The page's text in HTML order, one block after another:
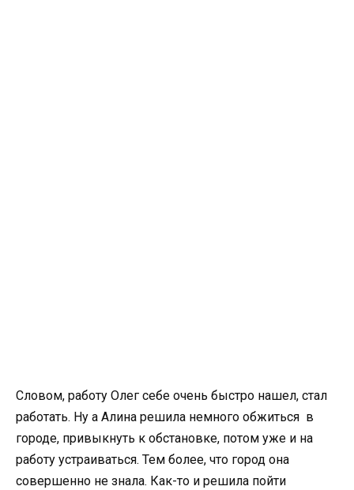
Словом, работу Олег себе очень быстро нашел, стал
работать. Ну а Алина решила немного обжиться в
городе, привыкнуть к обстановке, потом уже и на
работу устраиваться. Тем более, что город она
совершенно не знала. Как-то и решила пойти